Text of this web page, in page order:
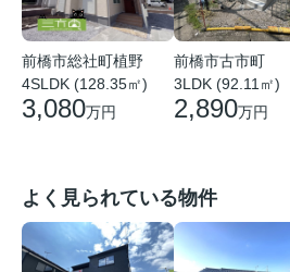
前橋市総社町植野
4SLDK (128.35㎡)
3,080万円
前橋市古市町
3LDK (92.11㎡)
2,890万円
よく見られている物件